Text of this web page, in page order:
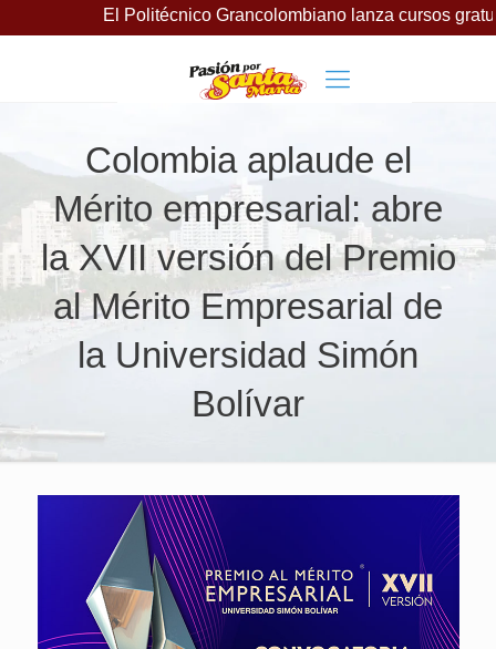
Politécnico Grancolombiano lanza cursos gratuitos para
Colombia aplaude el
Mérito empresarial: abre
la XVII versión del Premio
al Mérito Empresarial de
la Universidad Simón
Bolívar